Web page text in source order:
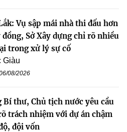
Vụ sập mái nhà thi đấu hơn
đồng, Sở Xây dựng chỉ rõ nhiều
trong xử lý sự cố
Giàu
08/2026
Bí thư, Chủ tịch nước yêu cầu
trách nhiệm với dự án chậm
đội vốn